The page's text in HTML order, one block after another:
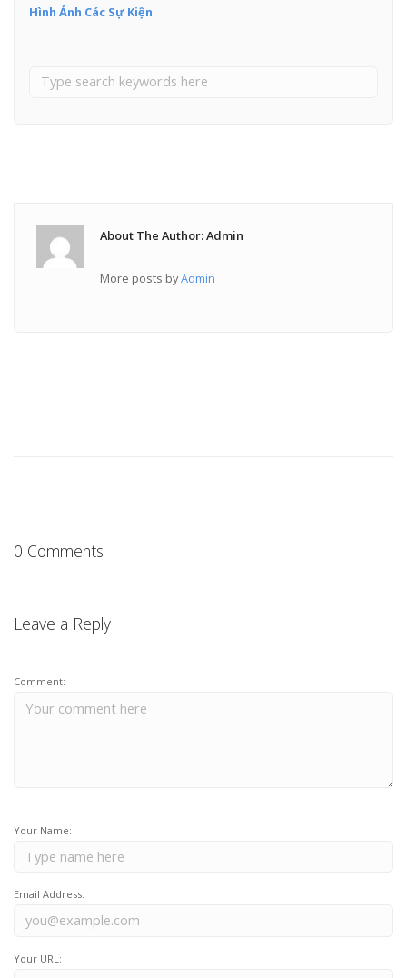
Hình Ảnh Các Sự Kiện
About The Author: Admin
More posts byAdmin
0 Comments
Leave a Reply
Comment:
Your Name:
Email Address:
Your URL: